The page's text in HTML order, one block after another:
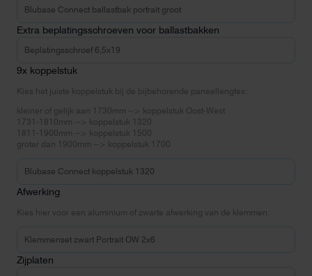
Extra beplatingsschroeven voor ballastbakken
9x koppelstuk
Kies het juiste koppelstuk bij de bijbehorende paneellengtes:
kleiner of gelijk aan 1730mm --> koppelstuk Oost-West
1731-1810mm --> koppelstuk 1320
1811-1900mm --> koppelstuk 1500
groter dan 1900mm --> koppelstuk 1700
Afwerking
Kies hier voor een aluminium of zwarte afwerking van de klemmen.
Zijplaten